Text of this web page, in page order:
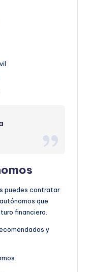
puedes contratar
que
financiero.
y